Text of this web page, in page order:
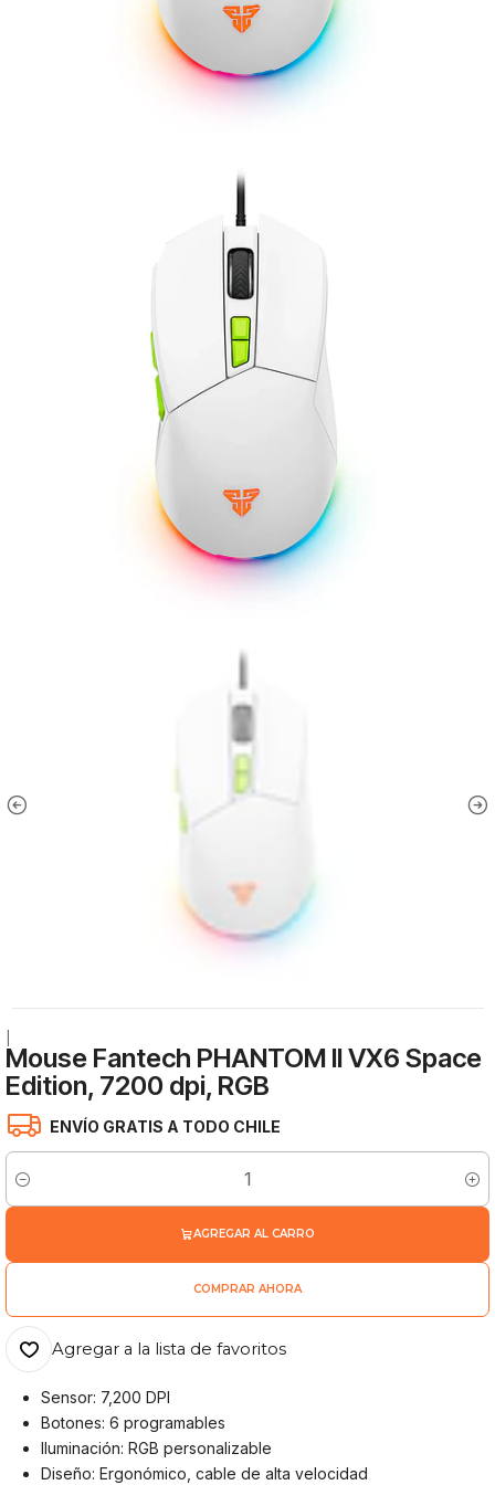
Mouse Fantech PHANTOM II VX6 Space
Edition, 7200 dpi, RGB
ENVÍO GRATIS A TODO CHILE
Cantidad
AGREGAR AL CARRO
COMPRAR AHORA
Agregar a la lista de favoritos
Sensor: 7,200 DPI
Botones: 6 programables
Iluminación: RGB personalizable
Diseño: Ergonómico, cable de alta velocidad